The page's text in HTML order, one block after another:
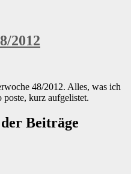
2012
48/2012. Alles, was ich
kurz aufgelistet.
Beiträge